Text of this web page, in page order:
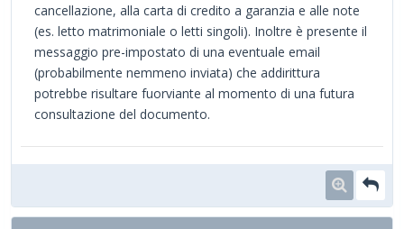
cancellazione, alla carta di credito a garanzia e alle note
(es. letto matrimoniale o letti singoli). Inoltre è presente il
messaggio pre-impostato di una eventuale email
(probabilmente nemmeno inviata) che addirittura
potrebbe risultare fuorviante al momento di una futura
consultazione del documento.